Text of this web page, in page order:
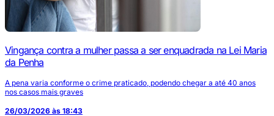
Vingança contra a mulher passa a ser enquadrada na Lei Maria
da Penha
A pena varia conforme o crime praticado, podendo chegar a até 40 anos
nos casos mais graves
26/03/2026 às 18:43